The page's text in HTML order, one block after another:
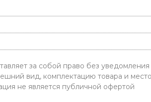
за собой право без
вид, комплектацию товара и
не является публичной офертой